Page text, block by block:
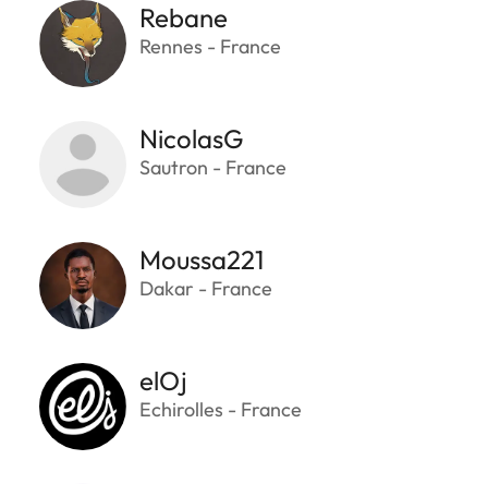
Rebane
Rennes - France
NicolasG
Sautron - France
Moussa221
Dakar - France
elOj
Echirolles - France